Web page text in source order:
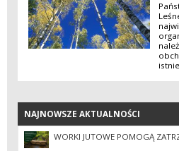
NAJNOWSZE AKTUALNOŚCI
NAJNOWSZE AKTUALNOŚCI
WORKI JUTOWE POMOGĄ